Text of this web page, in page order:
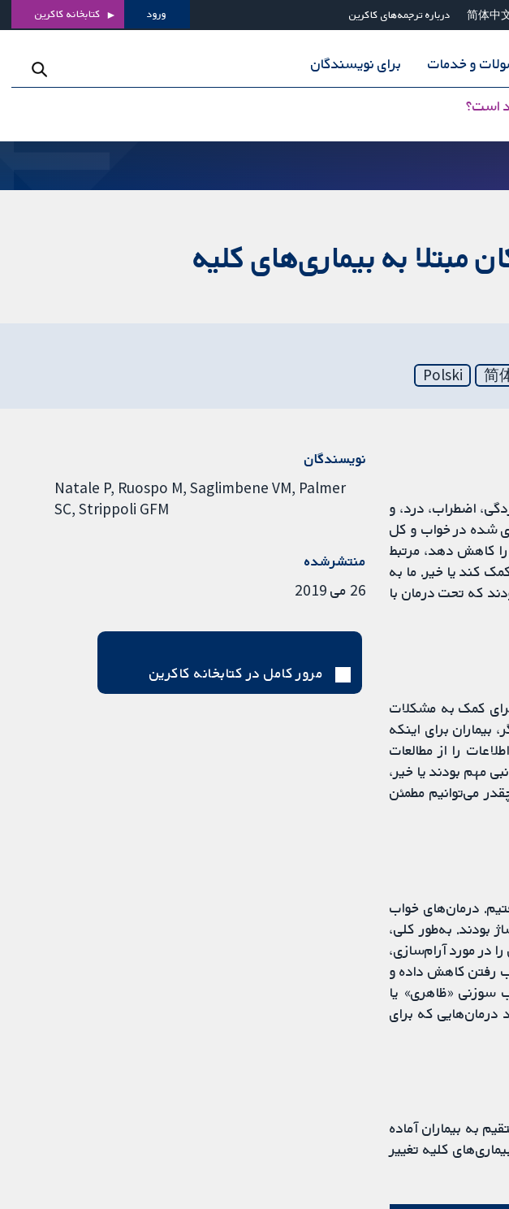
简体中 درباره ترجمه‌های کاکرین ورود کتابخانه کاکرین
است؟
و خدمات برای نویسندگان
مبتلا به بیماری‌های کلیه
简
Polski
اضطراب، درد، و
شده در خواب و کل
را کاهش دهد، مرتبط
کند یا خیر. ما به
که تحت درمان با
برای کمک به مشکلات
برای اینکه
را از مطالعات
مهم بودند یا خیر،
می‌توانیم مطمئن
نیافتیم. درمان‌های خواب
بودند. به‌طور کلی،
در مورد آرام‌سازی،
رفتن کاهش داده و
سوزنی «ظاهری» یا
درمان‌هایی که برای
به بیماران آماده
کلیه تغییر
نویسندگان
Natale P Ruospo M Saglimbene VM Palmer
SC Strippoli GFM
منتشرشده
26 می 2019
مرور کامل در کتابخانه کاکرین